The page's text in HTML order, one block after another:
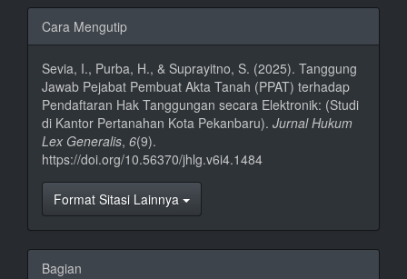
Rincian
Artikel
Cara Mengutip
Sevia, I., Purba, H., & Suprayitno, S. (2025). Tanggung
Jawab Pejabat Pembuat Akta Tanah (PPAT) terhadap
Pendaftaran Hak Tanggungan secara Elektronik: (Studi
di Kantor Pertanahan Kota Pekanbaru). Jurnal Hukum
Lex Generalis, 6(9).
https://doi.org/10.56370/jhlg.v6i4.1484
Format Sitasi Lainnya
Bagian